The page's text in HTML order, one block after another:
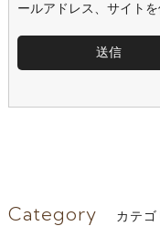
ールアドレス、サイトを
Category カテゴ